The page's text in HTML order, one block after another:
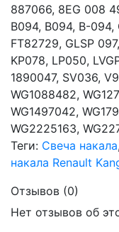
887066, 8EG 008
B094, B094, B-094,
FT82729, GLSP
KP078, LP050,
1890047, SV036,
WG1088482,
WG1497042,
WG2225163,
Теги: Свеча накала,
накала Renault
Отзывов (0)
Нет отзывов об